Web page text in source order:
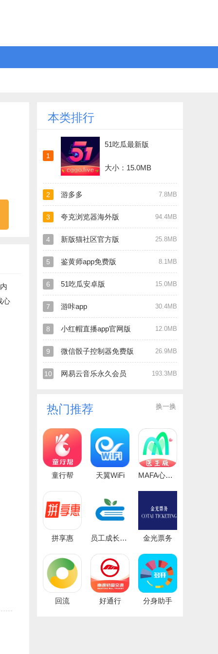
心
本类排行
1
51吃瓜最新版
大小：15.0MB
2 游多多 7.8MB
3 夸克浏览器海外版 94.4MB
4 新版猫社区官方版 25.8MB
5 鉴黄师app免费版 8.1MB
6 51吃瓜安卓版 15.0MB
7 游咔app 30.4MB
8 小红帽直播app官网版 12.0MB
9 微信骰子控制器免费版 26.9MB
10 网易云音乐永久会员 193.3MB
热门推荐 换一换
童行帮 天翼WiFi MAFA心医生
拼享惠 员工成长服务 金光票务
回流 好通行 分身助手